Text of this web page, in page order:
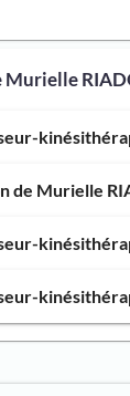
Murielle
de Murielle